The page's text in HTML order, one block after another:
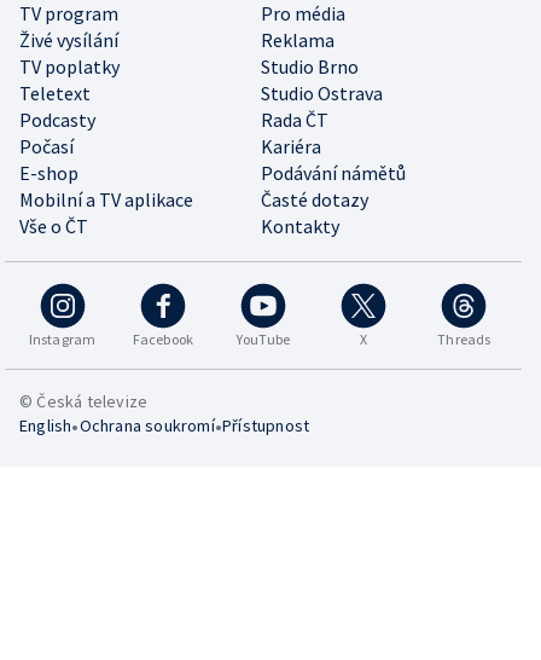
TV program
Pro média
Živé vysílání
Reklama
TV poplatky
Studio Brno
Teletext
Studio Ostrava
Podcasty
Rada ČT
Počasí
Kariéra
E-shop
Podávání námětů
Mobilní a TV aplikace
Časté dotazy
Vše o ČT
Kontakty
Instagram Facebook YouTube X Threads
© Česká televize
English•Ochrana soukromí•Přístupnost